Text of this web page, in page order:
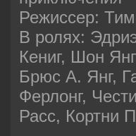
Режиссер:
В ролях:
Кениг, Шон
Брюс А. Янг,
Ферлонг,
Расс, Кортни